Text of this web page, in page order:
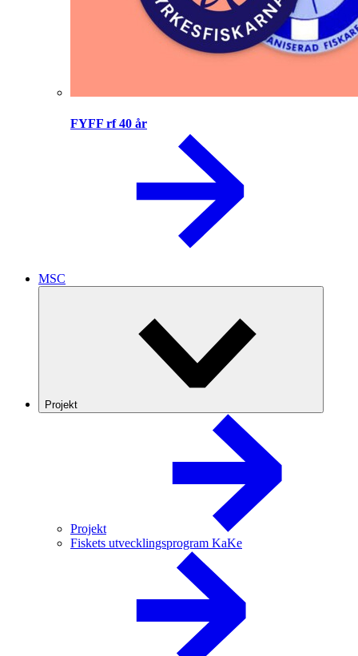
FYFF rf 40 år
MSC
Projekt
Projekt
Fiskets utvecklingsprogram KaKe